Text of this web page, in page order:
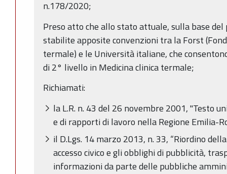
n.178/2020;
Preso atto che allo stato attuale, sulla base
stabilite apposite convenzioni tra la Forst
termale) e le Università italiane, che
di 2° livello in Medicina clinica termale;
Richiamati:
la L.R. n. 43 del 26 novembre 2001, "Testo
e di rapporti di lavoro nella Regione Emilia-
il D.Lgs. 14 marzo 2013, n. 33, “Riordino
accesso civico e gli obblighi di pubblicità,
informazioni da parte delle pubbliche